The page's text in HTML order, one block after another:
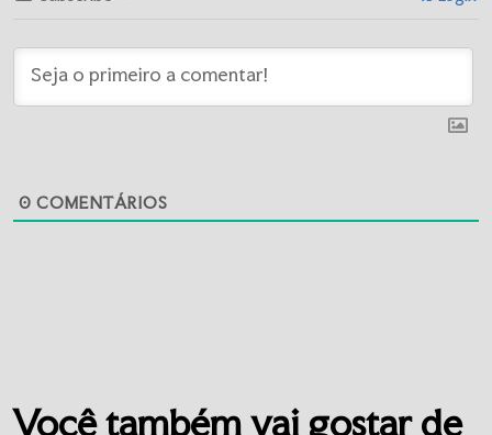
0 COMENTÁRIOS
Você também vai gostar de